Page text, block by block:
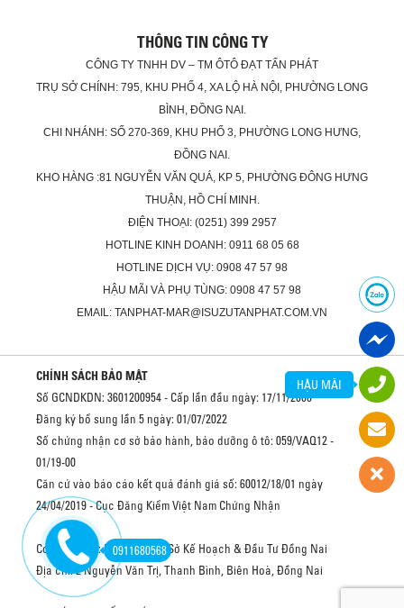
THÔNG TIN CÔNG TY
CÔNG TY TNHH DV – TM ÔTÔ ĐẠT TẤN PHÁT
TRỤ SỞ CHÍNH: 795, KHU PHỐ 4, XA LỘ HÀ NỘI, PHƯỜNG LONG
BÌNH, ĐỒNG NAI.
CHI NHÁNH: SỐ 270-369, KHU PHỐ 3, PHƯỜNG LONG HƯNG,
ĐỒNG NAI.
KHO HÀNG :81 NGUYỄN VĂN QUÁ, KP 5, PHƯỜNG ĐÔNG HƯNG
THUẬN, HỒ CHÍ MINH.
ĐIỆN THOẠI: (0251) 399 2957
HOTLINE KINH DOANH: 0911 68 05 68
HOTLINE DỊCH VỤ: 0908 47 57 98
HẬU MÃI VÀ PHỤ TÙNG: 0908 47 57 98
EMAIL: TANPHAT-MAR@ISUZUTANPHAT.COM.VN
CHÍNH SÁCH BẢO MẬT
Số GCNDKDN: 3601200954 - Cấp lần đầu ngày: 17/11/2008
Đăng ký bổ sung lần 5 ngày: 01/07/2022
Số chứng nhận cơ sở bảo hành, bảo dưỡng ô tô: 059/VAQ12 -
01/19-00
Căn cứ vào báo cáo kết quả đánh giá số: 60012/18/01 ngày
24/04/2019 - Cục Đăng Kiểm Việt Nam Chứng Nhận
Cơ quan cấp: Phòng ĐKKD Sở Kế Hoạch & Đầu Tư Đồng Nai
Địa chỉ: 2 Nguyễn Văn Trị, Thanh Bình, Biên Hoà, Đồng Nai
0911680568
HẬU MÃI